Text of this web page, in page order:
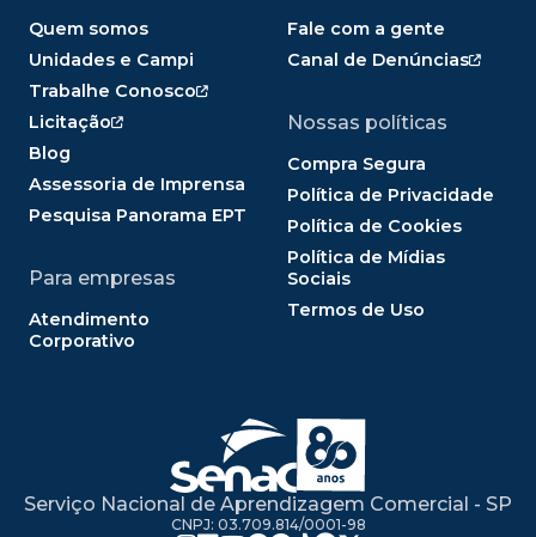
Quem somos
Unidades e Campi
Trabalhe Conosco
Licitação
Blog
Assessoria de Imprensa
Pesquisa Panorama EPT
Para empresas
Atendimento
Corporativo
Fale com a gente
Canal de Denúncias
Nossas políticas
Compra Segura
Política de Privacidade
Política de Cookies
Política de Mídias
Sociais
Termos de Uso
Serviço Nacional de Aprendizagem Comercial - SP
CNPJ: 03.709.814/0001-98